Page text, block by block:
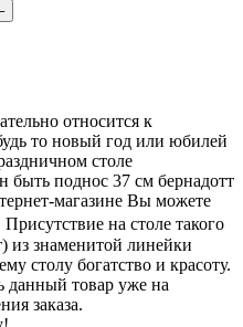
относится к
то новый год или юбилей
столе
быть поднос 37 см бернадотт
магазине Вы можете
Присутствие на столе такого
из знаменитой линейки
столу богатство и красоту.
данный товар уже на
заказа.